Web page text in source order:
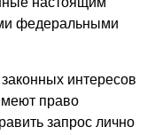
федеральными
интересов
право
запрос лично